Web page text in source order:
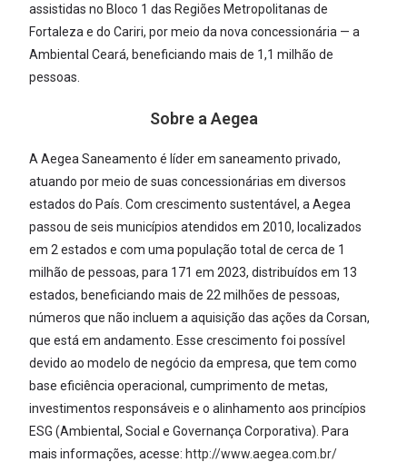
assistidas no Bloco 1 das Regiões Metropolitanas de
Fortaleza e do Cariri, por meio da nova concessionária — a
Ambiental Ceará, beneficiando mais de 1,1 milhão de
pessoas.
Sobre a Aegea
A Aegea Saneamento é líder em saneamento privado,
atuando por meio de suas concessionárias em diversos
estados do País. Com crescimento sustentável, a Aegea
passou de seis municípios atendidos em 2010, localizados
em 2 estados e com uma população total de cerca de 1
milhão de pessoas, para 171 em 2023, distribuídos em 13
estados, beneficiando mais de 22 milhões de pessoas,
números que não incluem a aquisição das ações da Corsan,
que está em andamento. Esse crescimento foi possível
devido ao modelo de negócio da empresa, que tem como
base eficiência operacional, cumprimento de metas,
investimentos responsáveis e o alinhamento aos princípios
ESG (Ambiental, Social e Governança Corporativa). Para
mais informações, acesse: http://www.aegea.com.br/